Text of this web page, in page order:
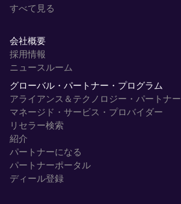
すべて見る
会社概要
採用情報
ニュースルーム
グローバル・パートナー・プログラム
アライアンス＆テクノロジー・パートナー
マネージド・サービス・プロバイダー
リセラー検索
紹介
パートナーになる
パートナーポータル
ディール登録